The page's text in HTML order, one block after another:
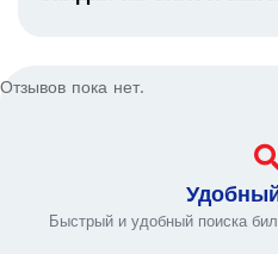
Отзывов пока нет.
Быстрый и удобный поиска